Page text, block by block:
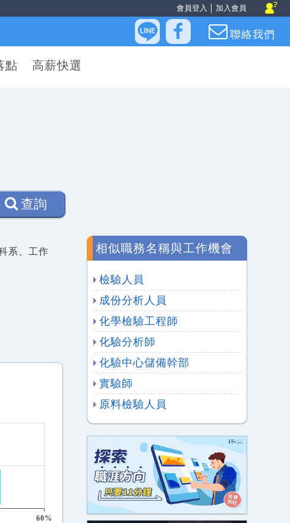
會員登入 加入會員
聯絡我們
點 高薪快選
查詢
系、工作
60%
相似職務名稱與工作機會
檢驗人員
成份分析人員
化學檢驗工程師
化驗分析師
化驗中心儲備幹部
實驗師
原料檢驗人員